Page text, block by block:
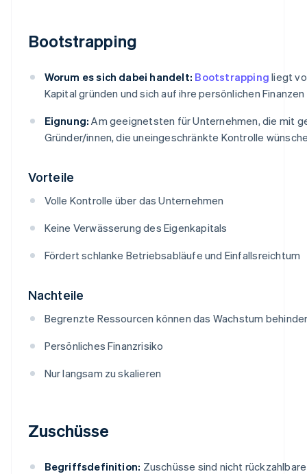
Bootstrapping
Worum es sich dabei handelt: Bootstrapping liegt
Kapital gründen und sich auf ihre persönlichen
Eignung: Am geeignetsten für Unternehmen, die mit
Gründer/innen, die uneingeschränkte Kontrolle
Vorteile
Volle Kontrolle über das Unternehmen
Keine Verwässerung des Eigenkapitals
Fördert schlanke Betriebsabläufe und Einfallsreichtum
Nachteile
Begrenzte Ressourcen können das Wachstum
Persönliches Finanzrisiko
Nur langsam zu skalieren
Zuschüsse
Begriffsdefinition: Zuschüsse sind nicht